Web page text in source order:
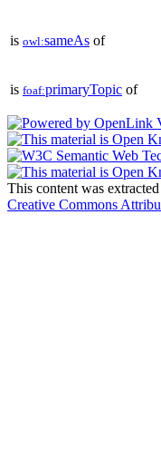
is owl:sameAs of
is foaf:primaryTopic of
This content was
Creative Commons